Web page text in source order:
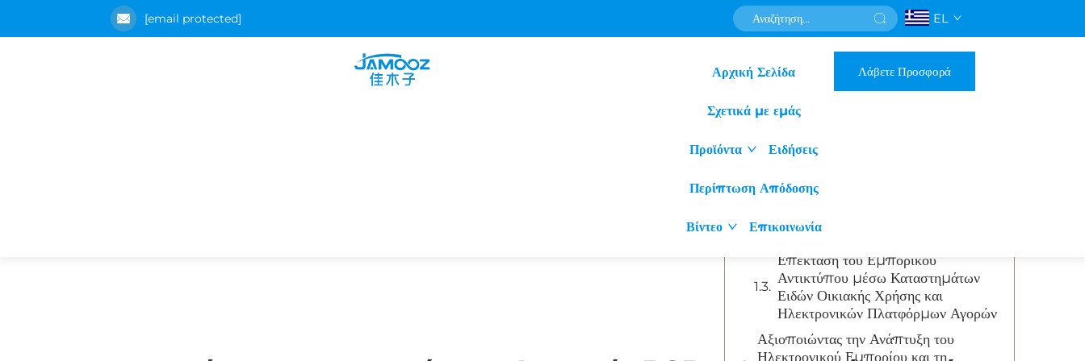
[email protected] EL
Αρχική Σελίδα
Σχετικά με εμάς
Προϊόντα Ειδήσεις
Περίπτωση Απόδοσης
Βίντεο Επικοινωνία
Λάβετε Προσφορά
Πίνακας Περιεχομένων
Επέκταση της B2B εμβέλειας μέσω
Ηλεκτρονικό vs. φυσικό λιανικό
εμπόριο: Βελτιστοποίηση της
πρόσβασης B2B στις αγορές μασέρ
Άμεσες Πωλήσεις και Εταιρικές
Συνεργασίες με Κλινικές για Είσοδο
B2B με Υψηλή Εμπιστοσύνη
Επέκταση του Εμπορικού
Αντικτύπου μέσω Καταστημάτων
Ειδών Οικιακής Χρήσης και
Ηλεκτρονικών Πλατφόρμων Αγορών
Αξιοποιώντας την Ανάπτυξη του
Ηλεκτρονικού Εμπορίου και τη